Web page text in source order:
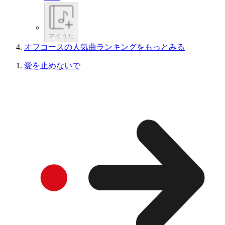
マイうた
オフコースの人気曲ランキングをもっとみる
愛を止めないで